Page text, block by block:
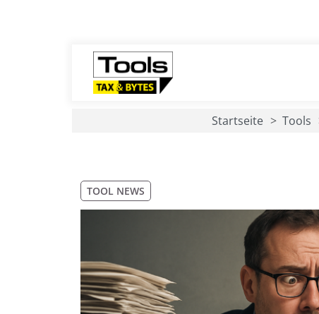
Startseite Tools
TOOL NEWS